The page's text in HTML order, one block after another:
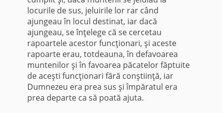
locurile de sus, jeluirile lor rar când
ajungeau în locul destinat, iar dacă
ajungeau, se înţelege că se cercetau
rapoartele acestor funcţionari, şi aceste
rapoarte erau, totdeauna, în defavoarea
muntenilor şi în favoarea păcatelor făptuite
de aceşti funcţionari fără conştiinţă, iar
Dumnezeu era prea sus şi împăratul era
prea departe ca să poată ajuta.